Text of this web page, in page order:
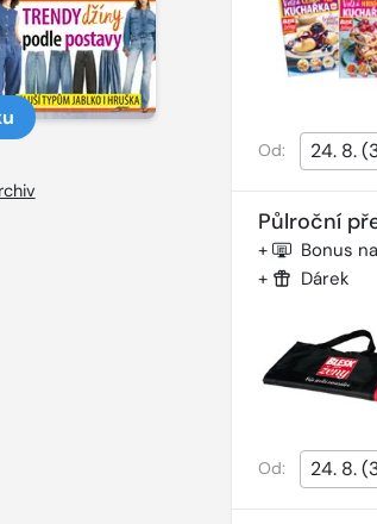
Od:
Půlroční
+ Bonus
+ Dárek
Od: